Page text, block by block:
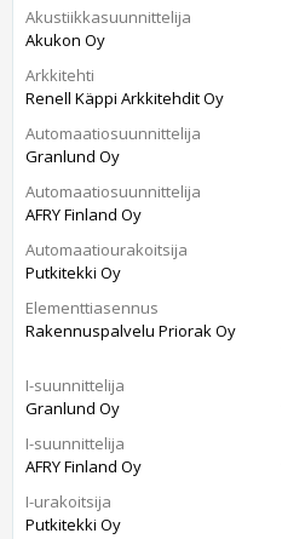
Akustiikkasuunnittelija
Akukon Oy
Arkkitehti
Renell Käppi Arkkitehdit Oy
Automaatiosuunnittelija
Granlund Oy
Automaatiosuunnittelija
AFRY Finland Oy
Automaatiourakoitsija
Putkitekki Oy
Elementtiasennus
Rakennuspalvelu Priorak Oy
I-suunnittelija
Granlund Oy
I-suunnittelija
AFRY Finland Oy
I-urakoitsija
Putkitekki Oy